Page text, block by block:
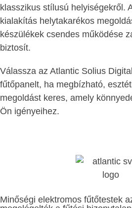
klasszikus stílusú helyiségekről.
kialakítás helytakarékos
készülékek csendes működése
biztosít.
Válassza az Atlantic Solius
fűtőpanelt, ha megbízható,
megoldást keres, amely
Ön igényeihez.
Minőségi elektromos fűtőtestek